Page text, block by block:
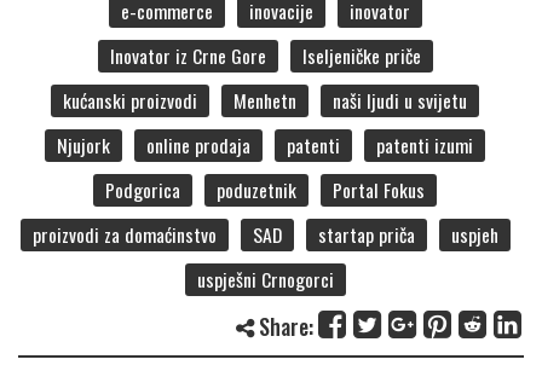
e-commerce inovacije
inovator
Inovator iz Crne Gore
Iseljeničke priče
kućanski proizvodi
Menhetn
naši ljudi u svijetu
Njujork
online prodaja patenti
patenti izumi
Podgorica
poduzetnik
Portal Fokus
proizvodi za domaćinstvo
SAD startap priča
uspjeh
uspješni Crnogorci
Share: